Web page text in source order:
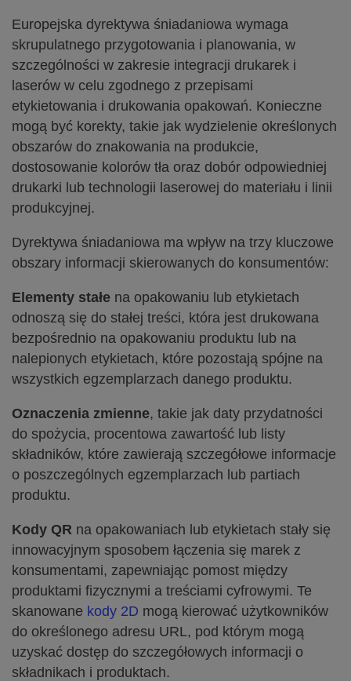
Europejska dyrektywa śniadaniowa wymaga
skrupulatnego przygotowania i planowania, w
szczególności w zakresie integracji drukarek i
laserów w celu zgodnego z przepisami
etykietowania i drukowania opakowań. Konieczne
mogą być korekty, takie jak wydzielenie określonych
obszarów do znakowania na produkcie,
dostosowanie kolorów tła oraz dobór odpowiedniej
drukarki lub technologii laserowej do materiału i linii
produkcyjnej.
Dyrektywa śniadaniowa ma wpływ na trzy kluczowe
obszary informacji skierowanych do konsumentów:
Elementy stałe na opakowaniu lub etykietach
odnoszą się do stałej treści, która jest drukowana
bezpośrednio na opakowaniu produktu lub na
nalepionych etykietach, które pozostają spójne na
wszystkich egzemplarzach danego produktu.
Oznaczenia zmienne, takie jak daty przydatności
do spożycia, procentowa zawartość lub listy
składników, które zawierają szczegółowe informacje
o poszczególnych egzemplarzach lub partiach
produktu.
Kody QR na opakowaniach lub etykietach stały się
innowacyjnym sposobem łączenia się marek z
konsumentami, zapewniając pomost między
produktami fizycznymi a treściami cyfrowymi. Te
skanowane kody 2D mogą kierować użytkowników
do określonego adresu URL, pod którym mogą
uzyskać dostęp do szczegółowych informacji o
składnikach i produktach.